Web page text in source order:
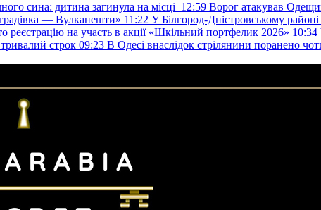
сина: дитина загинула на місці 12:59 Ворог атакував
— Вулканешти» 11:22 У Білгород-Дністровському районі
реєстрацію на участь в акції «Шкільний портфелик 2026» 10:34
строк 09:23 В Одесі внаслідок стрілянини поранено